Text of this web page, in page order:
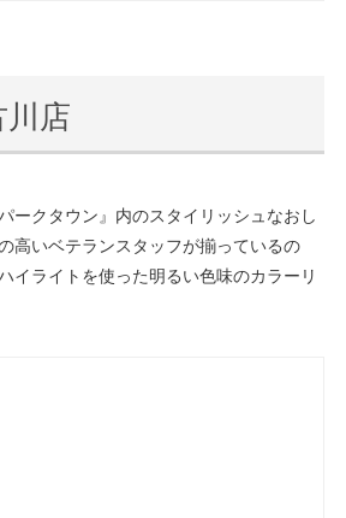
店
ークタウン』内のスタイリッシュなおし
高いベテランスタッフが揃っているの
イライトを使った明るい色味のカラーリ